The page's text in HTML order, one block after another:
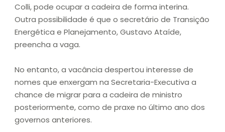
Colli, pode ocupar a cadeira de forma interina.
Outra possibilidade é que o secretário de Transição
Energética e Planejamento, Gustavo Ataíde,
preencha a vaga.
No entanto, a vacância despertou interesse de
nomes que enxergam na Secretaria-Executiva a
chance de migrar para a cadeira de ministro
posteriormente, como de praxe no último ano dos
governos anteriores.